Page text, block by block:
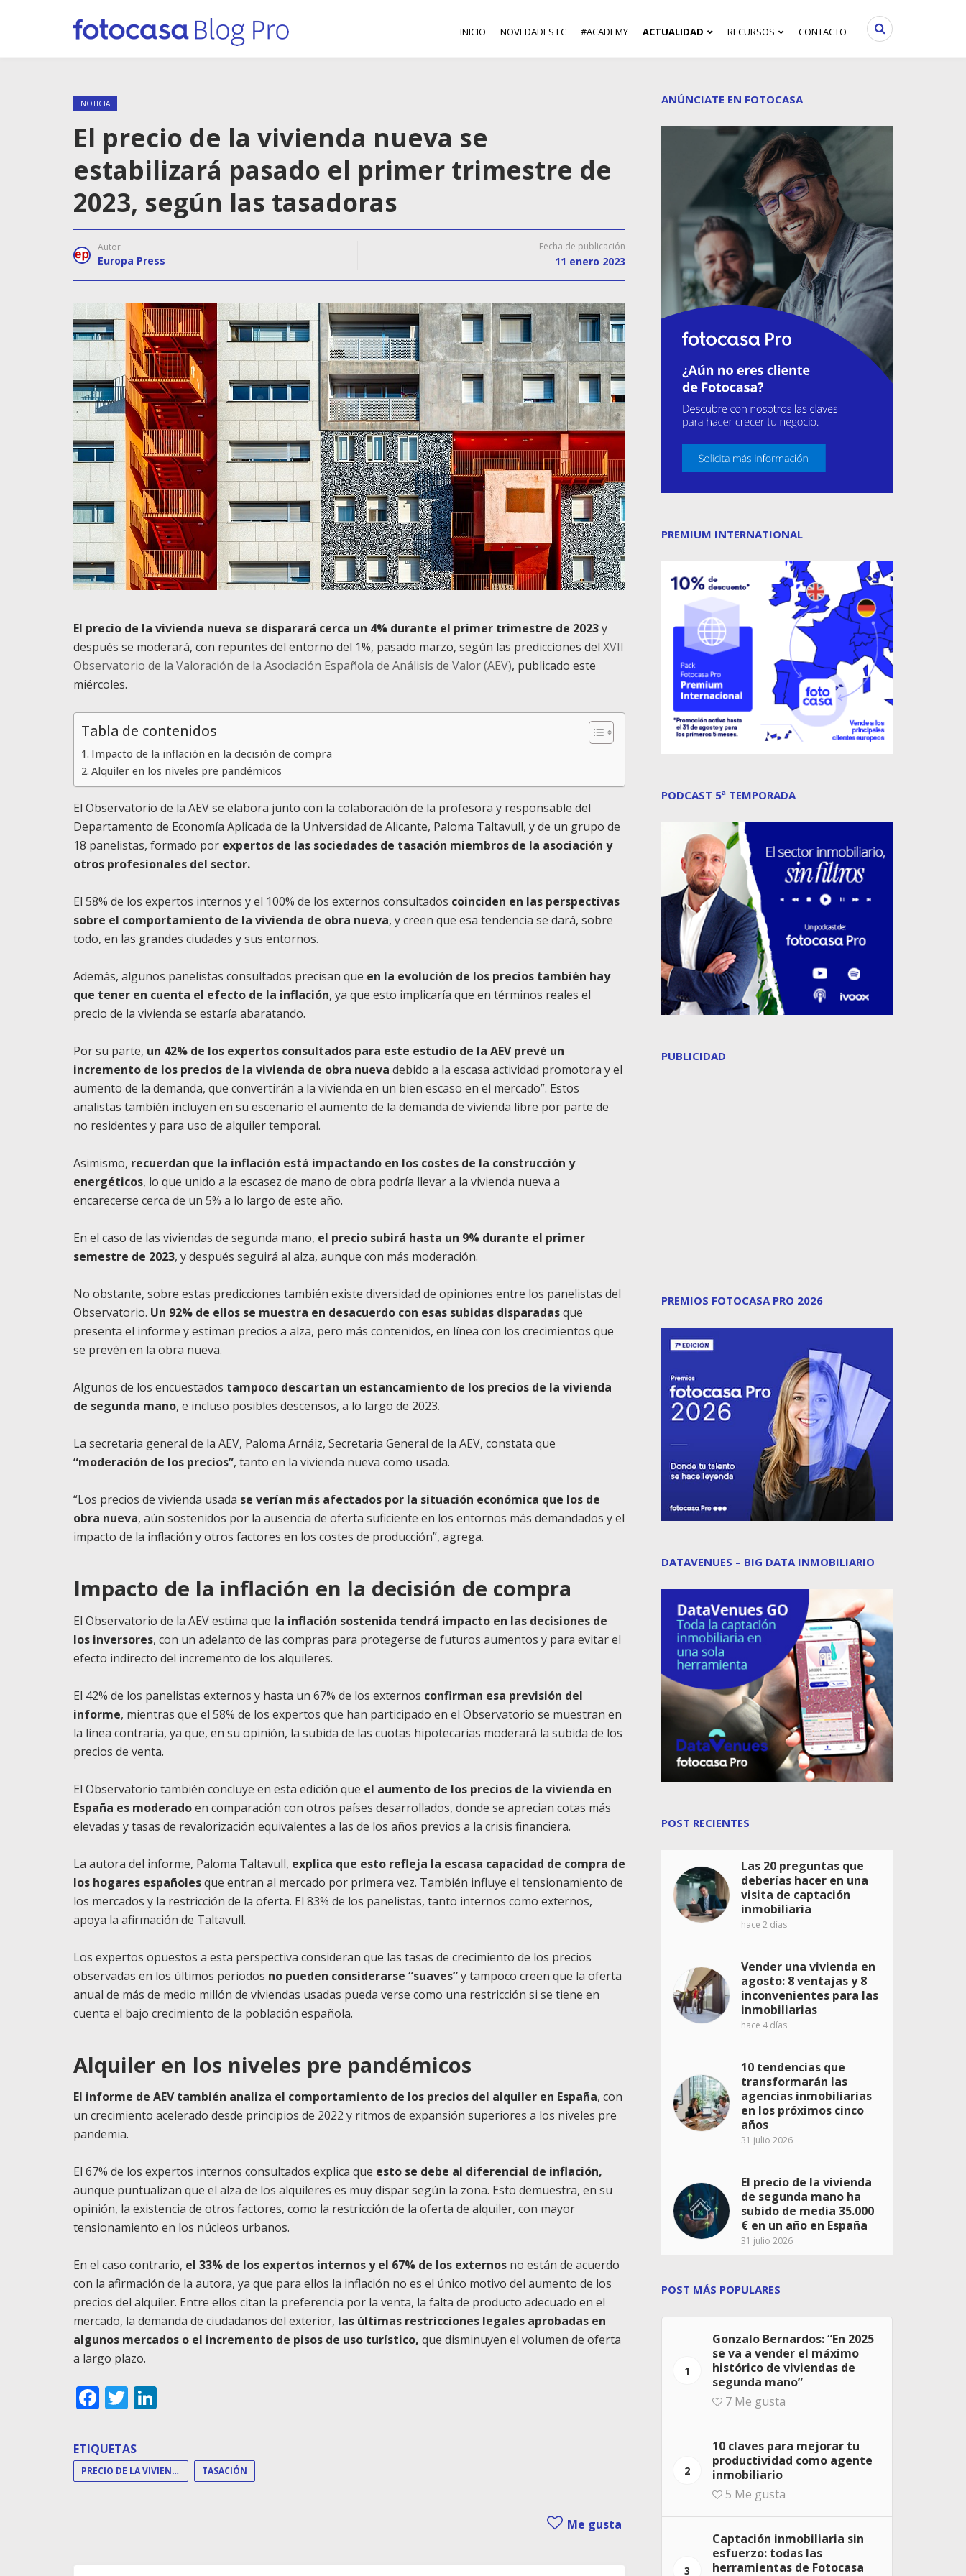
INICIO NOVEDADES FC #ACADEMY ACTUALIDAD RECURSOS CONTACTO
NOTICIA
El precio de la vivienda nueva se
estabilizará pasado el primer trimestre de
2023, según las tasadoras
Autor
Europa Press
Fecha de publicación
11 enero 2023
El precio de la vivienda nueva se disparará cerca un 4% durante el primer trimestre de 2023y
después se moderará, con repuntes del entorno del 1%, pasado marzo, según las predicciones del XVII
Observatorio de la Valoración de la Asociación Española de Análisis de Valor (AEV), publicado este
miércoles.
Tabla de contenidos
Impacto de la inflación en la decisión de compra
Alquiler en los niveles pre pandémicos
El Observatorio de la AEV se elabora junto con la colaboración de la profesora y responsable del
Departamento de Economía Aplicada de la Universidad de Alicante, Paloma Taltavull, y de un grupo de
18 panelistas, formado por expertos de las sociedades de tasación miembros de la asociación y
otros profesionales del sector.
El 58% de los expertos internos y el 100% de los externos consultados coinciden en las perspectivas
sobre el comportamiento de la vivienda de obra nueva, y creen que esa tendencia se dará, sobre
todo, en las grandes ciudades y sus entornos.
Además, algunos panelistas consultados precisan que en la evolución de los precios también hay
que tener en cuenta el efecto de la inflación, ya que esto implicaría que en términos reales el
precio de la vivienda se estaría abaratando.
Por su parte, un 42% de los expertos consultados para este estudio de la AEV prevé un
incremento de los precios de la vivienda de obra nueva debido a la escasa actividad promotora y el
aumento de la demanda, que convertirán a la vivienda en un bien escaso en el mercado”. Estos
analistas también incluyen en su escenario el aumento de la demanda de vivienda libre por parte de
no residentes y para uso de alquiler temporal.
Asimismo, recuerdan que la inflación está impactando en los costes de la construcción y
energéticos, lo que unido a la escasez de mano de obra podría llevar a la vivienda nueva a
encarecerse cerca de un 5% a lo largo de este año.
En el caso de las viviendas de segunda mano, el precio subirá hasta un 9% durante el primer
semestre de 2023, y después seguirá al alza, aunque con más moderación.
No obstante, sobre estas predicciones también existe diversidad de opiniones entre los panelistas del
Observatorio. Un 92% de ellos se muestra en desacuerdo con esas subidas disparadasque
presenta el informe y estiman precios a alza, pero más contenidos, en línea con los crecimientos que
se prevén en la obra nueva.
Algunos de los encuestados tampoco descartan un estancamiento de los precios de la vivienda
de segunda mano, e incluso posibles descensos, a lo largo de 2023.
La secretaria general de la AEV, Paloma Arnáiz, Secretaria General de la AEV, constata que
“moderación de los precios”, tanto en la vivienda nueva como usada.
“Los precios de vivienda usada se verían más afectados por la situación económica que los de
obra nueva, aún sostenidos por la ausencia de oferta suficiente en los entornos más demandados y el
impacto de la inflación y otros factores en los costes de producción”, agrega.
Impacto de la inflación en la decisión de compra
El Observatorio de la AEV estima que la inflación sostenida tendrá impacto en las decisiones de
los inversores, con un adelanto de las compras para protegerse de futuros aumentos y para evitar el
efecto indirecto del incremento de los alquileres.
El 42% de los panelistas externos y hasta un 67% de los externos confirman esa previsión del
informe, mientras que el 58% de los expertos que han participado en el Observatorio se muestran en
la línea contraria, ya que, en su opinión, la subida de las cuotas hipotecarias moderará la subida de los
precios de venta.
El Observatorio también concluye en esta edición que el aumento de los precios de la vivienda en
España es moderadoen comparación con otros países desarrollados, donde se aprecian cotas más
elevadas y tasas de revalorización equivalentes a las de los años previos a la crisis financiera.
La autora del informe, Paloma Taltavull, explica que esto refleja la escasa capacidad de compra de
los hogares españolesque entran al mercado por primera vez. También influye el tensionamiento de
los mercados y la restricción de la oferta. El 83% de los panelistas, tanto internos como externos,
apoya la afirmación de Taltavull.
Los expertos opuestos a esta perspectiva consideran que las tasas de crecimiento de los precios
observadas en los últimos periodos no pueden considerarse “suaves”y tampoco creen que la oferta
anual de más de medio millón de viviendas usadas pueda verse como una restricción si se tiene en
cuenta el bajo crecimiento de la población española.
Alquiler en los niveles pre pandémicos
El informe de AEV también analiza el comportamiento de los precios del alquiler en España, con
un crecimiento acelerado desde principios de 2022 y ritmos de expansión superiores a los niveles pre
pandemia.
El 67% de los expertos internos consultados explica que esto se debe al diferencial de inflación,
aunque puntualizan que el alza de los alquileres es muy dispar según la zona. Esto demuestra, en su
opinión, la existencia de otros factores, como la restricción de la oferta de alquiler, con mayor
tensionamiento en los núcleos urbanos.
En el caso contrario, el 33% de los expertos internos y el 67% de los externos no están de acuerdo
con la afirmación de la autora, ya que para ellos la inflación no es el único motivo del aumento de los
precios del alquiler. Entre ellos citan la preferencia por la venta, la falta de producto adecuado en el
mercado, la demanda de ciudadanos del exterior, las últimas restricciones legales aprobadas en
algunos mercados o el incremento de pisos de uso turístico, que disminuyen el volumen de oferta
a largo plazo.
Facebook
Twitter
ETIQUETAS
PRECIO DE LA VIVIENDA TASACIÓN
Me gusta
ANÚNCIATE EN FOTOCASA
PREMIUM INTERNATIONAL
PODCAST 5ª TEMPORADA
PUBLICIDAD
PREMIOS FOTOCASA PRO 2026
DATAVENUES – BIG DATA INMOBILIARIO
POST RECIENTES
Las 20 preguntas que
deberías hacer en una
visita de captación
inmobiliaria
hace 2 días
Vender una vivienda en
agosto: 8 ventajas y 8
inconvenientes para las
inmobiliarias
hace 4 días
10 tendencias que
transformarán las
agencias inmobiliarias
en los próximos cinco
años
31 julio 2026
El precio de la vivienda
de segunda mano ha
subido de media 35.000
€ en un año en España
31 julio 2026
POST MÁS POPULARES
1
Gonzalo Bernardos: “En 2025
se va a vender el máximo
histórico de viviendas de
segunda mano”
7 Me gusta
2
10 claves para mejorar tu
productividad como agente
inmobiliario
5 Me gusta
3
Captación inmobiliaria sin
esfuerzo: todas las
herramientas de Fotocasa